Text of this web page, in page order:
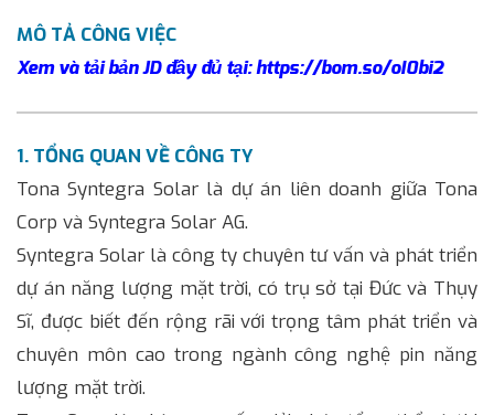
MÔ TẢ CÔNG VIỆC
Xem và tải bản JD đầy đủ tại: https://bom.so/oI0bi2
1. TỔNG QUAN VỀ CÔNG TY
Tona Syntegra Solar là dự án liên doanh giữa Tona
Corp và Syntegra Solar AG.
Syntegra Solar là công ty chuyên tư vấn và phát triển
dự án năng lượng mặt trời, có trụ sở tại Đức và Thụy
Sĩ, được biết đến rộng rãi với trọng tâm phát triển và
chuyên môn cao trong ngành công nghệ pin năng
lượng mặt trời.